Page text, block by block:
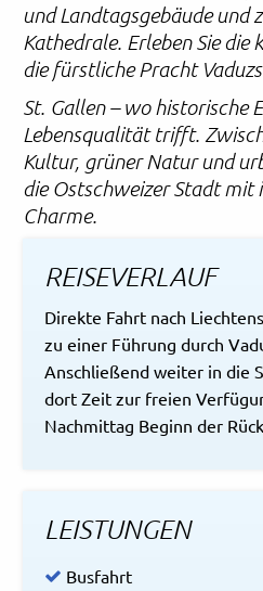
und Landtagsgebäude und
Kathedrale. Erleben Sie
die fürstliche Pracht
St. Gallen – wo historische
Lebensqualität trifft.
Kultur, grüner Natur und
die Ostschweizer Stadt mit
Charme.
REISEVERLAUF
Direkte Fahrt nach
zu einer Führung durch
Anschließend weiter in die
dort Zeit zur freien
Nachmittag Beginn der
LEISTUNGEN
Busfahrt